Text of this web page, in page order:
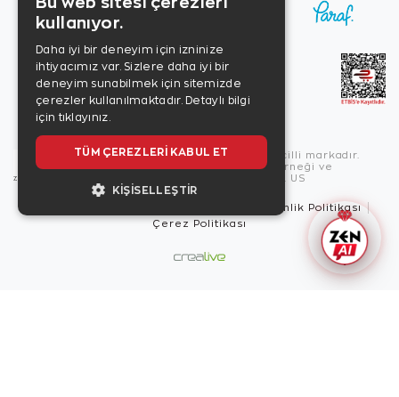
Copyright © 2026, Zen Diamond tescilli markadır.
Zen Diamond Birleşmiş Markalar Derneği ve
Turquality Destek Programı üyesidir. US
Güvenlik Politikası
Çerez Politikası
kullanıyor.
Daha iyi bir deneyim için izninize
ihtiyacımız var. Sizlere daha iyi bir
deneyim sunabilmek için sitemizde
çerezler kullanılmaktadır. Detaylı bilgi
için tıklayınız.
TÜM ÇEREZLERI KABUL ET
KIŞISELLEŞTIR